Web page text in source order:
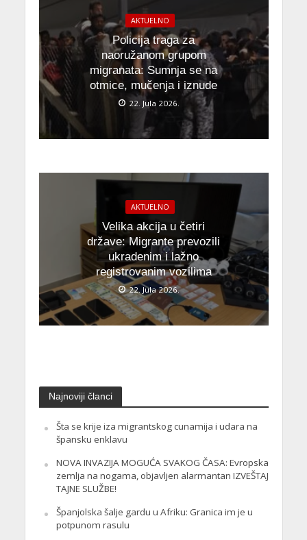
AKTUELNO
Policija traga za
naoružanom grupom
migranata: Sumnja se na
otmice, mučenja i iznude
22. Jula 2026.
AKTUELNO
Velika akcija u četiri
države: Migrante prevozili
ukradenim i lažno
registrovanim vozilima
22. Jula 2026.
Najnoviji članci
Šta se krije iza migrantskog cunamija i udara na
špansku enklavu
NOVA INVAZIJA MOGUĆA SVAKOG ČASA: Evropska
zemlja na nogama, objavljen alarmantan IZVEŠTAJ
TAJNE SLUŽBE!
Španjolska šalje gardu u Afriku: Granica im je u
potpunom rasulu